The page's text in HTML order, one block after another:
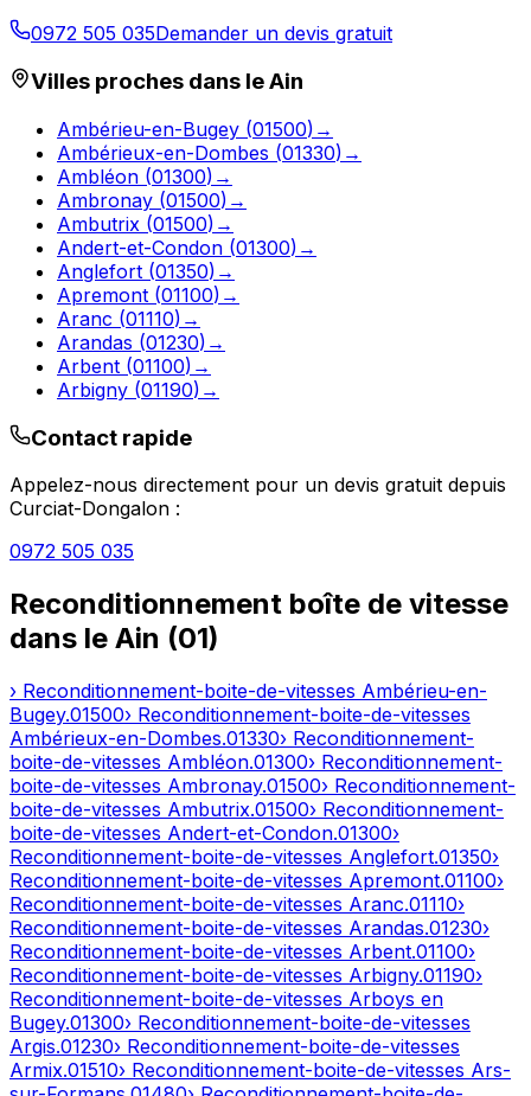
0972 505 035Demander un devis gratuit
Villes proches dans leAin
Ambérieu-en-Bugey (01500) →
Ambérieux-en-Dombes (01330) →
Ambléon (01300) →
Ambronay (01500) →
Ambutrix (01500) →
Andert-et-Condon (01300) →
Anglefort (01350) →
Apremont (01100) →
Aranc (01110) →
Arandas (01230) →
Arbent (01100) →
Arbigny (01190) →
Contact rapide
Appelez-nous directement pour un devis gratuit depuis
Curciat-Dongalon :
0972 505 035
Reconditionnement boîte de vitesse
dans le Ain (01)
› Reconditionnement-boite-de-vitesses Ambérieu-en-
Bugey.01500› Reconditionnement-boite-de-vitesses
Ambérieux-en-Dombes.01330› Reconditionnement-
boite-de-vitesses Ambléon.01300› Reconditionnement-
boite-de-vitesses Ambronay.01500› Reconditionnement-
boite-de-vitesses Ambutrix.01500› Reconditionnement-
boite-de-vitesses Andert-et-Condon.01300›
Reconditionnement-boite-de-vitesses Anglefort.01350›
Reconditionnement-boite-de-vitesses Apremont.01100›
Reconditionnement-boite-de-vitesses Aranc.01110›
Reconditionnement-boite-de-vitesses Arandas.01230›
Reconditionnement-boite-de-vitesses Arbent.01100›
Reconditionnement-boite-de-vitesses Arbigny.01190›
Reconditionnement-boite-de-vitesses Arboys en
Bugey.01300› Reconditionnement-boite-de-vitesses
Argis.01230› Reconditionnement-boite-de-vitesses
Armix.01510› Reconditionnement-boite-de-vitesses Ars-